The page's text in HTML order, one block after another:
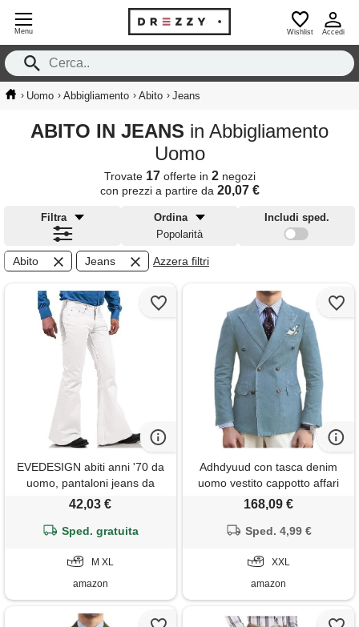
Menu Wishlist Accedi
› Uomo › Abbigliamento › Abito › Jeans
ABITO IN JEANS in Abbigliamento
Uomo
Trovate 17offerte in 2negozi
con prezzi a partire da 20,07 €
Filtra
Ordina
Popolarità
Includi sped.
Abito Jeans Azzera filtri
EVEDESIGN abiti anni '70 da
uomo, pantaloni jeans da
uomo con fondo a campana,
discoteca anni '60, anni '70,
bianco, m
42,03 €
Sped. gratuita
M XL
amazon
Adhdyuud con tasca denim
uomo vestito cappotto affari
slim fit doppio petto giacca
xxl
168,09 €
Sped. 4,99 €
XXL
amazon